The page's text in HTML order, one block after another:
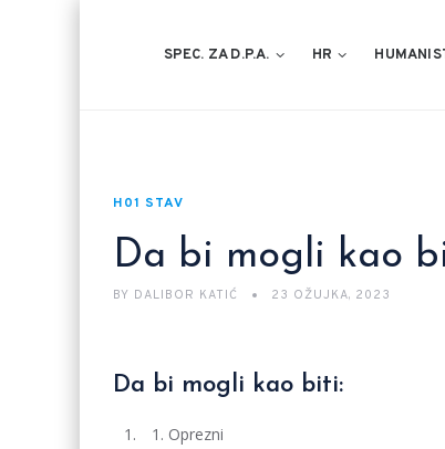
SPEC. ZA D.P.A. HR
H01 STAV
Da bi mogli kao
BY DALIBOR KATIĆ 23 OŽUJKA, 2023
Da bi mogli kao biti:
Oprezni